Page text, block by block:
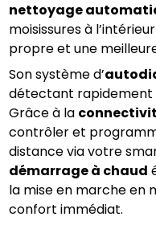
nettoyage
moisissures à
propre et une
Son système d’
détectant rapidement
Grâce à la
contrôler et
démarrage à chaud
la mise en marche en
confort immédiat.